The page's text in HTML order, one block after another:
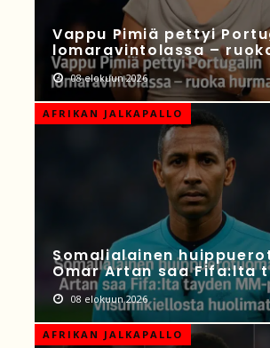
Vappu Pimiä pettyi
lomaravintolassa –
08 elokuun 2026
AFRIKAN JALKAPALLO
Somalialainen
Omar Artan saa Fifa:lta
08 elokuun 2026
AFRIKAN JALKAPALLO